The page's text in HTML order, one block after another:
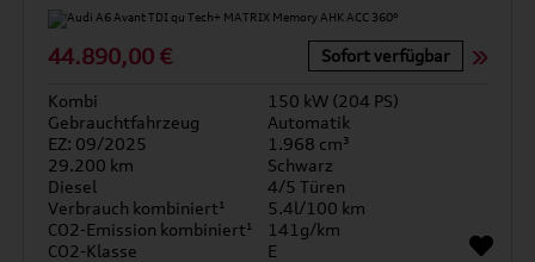
44.890,00 € Sofort verfügbar
Kombi
150 kW (204 PS)
Gebrauchtfahrzeug
Automatik
EZ: 09/2025
1.968 cm³
29.200 km
Schwarz
Diesel
4/5 Türen
Verbrauch kombiniert¹
5.4l/100 km
CO2-Emission kombiniert¹
141g/km
CO2-Klasse
E